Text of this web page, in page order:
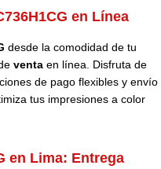
en Línea
desde la comodidad de tu
venta en línea. Disfruta de
de pago flexibles y envío
tus impresiones a color
en Lima: Entrega